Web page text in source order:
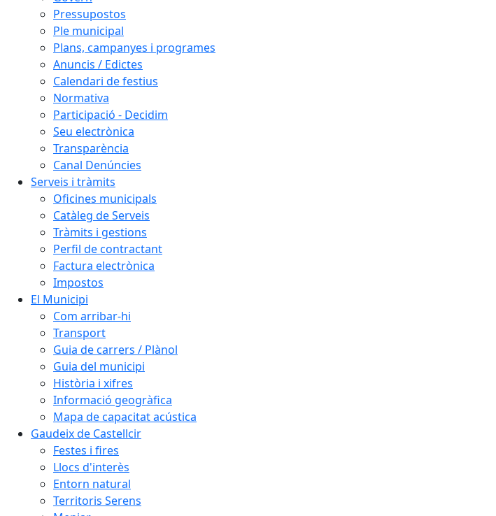
Pressupostos
Ple municipal
Plans, campanyes i programes
Anuncis / Edictes
Calendari de festius
Normativa
Participació - Decidim
Seu electrònica
Transparència
Canal Denúncies
Serveis i tràmits
Oficines municipals
Catàleg de Serveis
Tràmits i gestions
Perfil de contractant
Factura electrònica
Impostos
El Municipi
Com arribar-hi
Transport
Guia de carrers / Plànol
Guia del municipi
Història i xifres
Informació geogràfica
Mapa de capacitat acústica
Gaudeix de Castellcir
Festes i fires
Llocs d'interès
Entorn natural
Territoris Serens